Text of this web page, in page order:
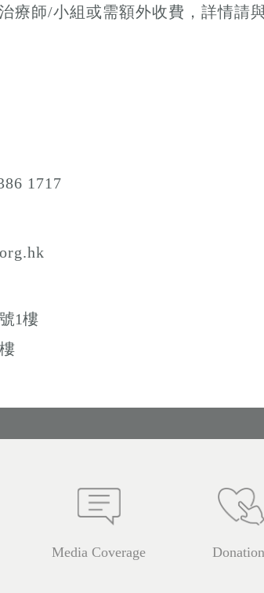
療師/小組或需額外收費，詳情請
1717
1樓
Media Coverage